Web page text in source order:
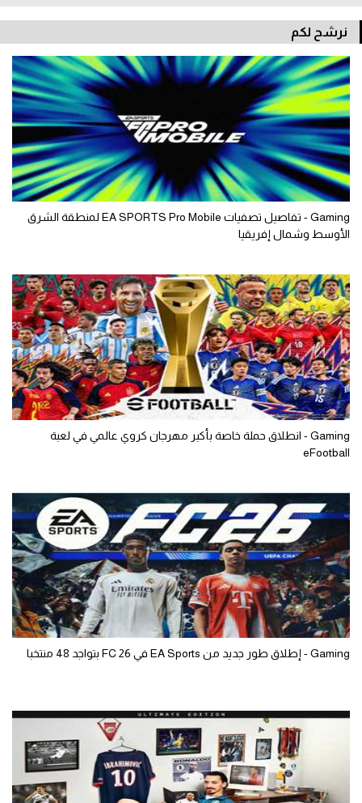
نرشح لكم
Gaming - تفاصيل تصفيات EA SPORTS Pro Mobile لمنطقة الشرق
الأوسط وشمال إفريقيا
Gaming - انطلاق حملة خاصة بأكبر مهرجان كروي عالمي في لعبة
eFootball
Gaming - إطلاق طور جديد من EA Sports في FC 26 بتواجد 48 منتخبا